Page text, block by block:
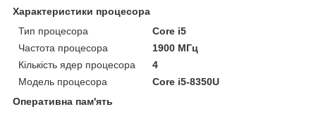
Характеристики процесора
Тип процесора
Core i5
Частота процесора
1900 МГц
Кількість ядер процесора
4
Модель процесора
Core i5-8350U
Оперативна пам'ять